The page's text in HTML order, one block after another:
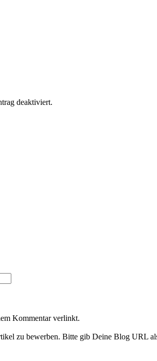
deaktiviert.
Kommentar verlinkt.
zu bewerben. Bitte gib Deine Blog URL